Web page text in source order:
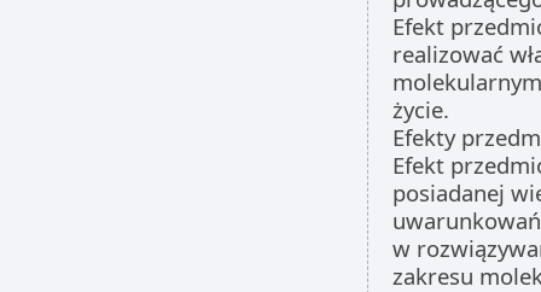
Efekt
realizować
życie.
Efekty
Efekt
posiadanej
w
zakresu